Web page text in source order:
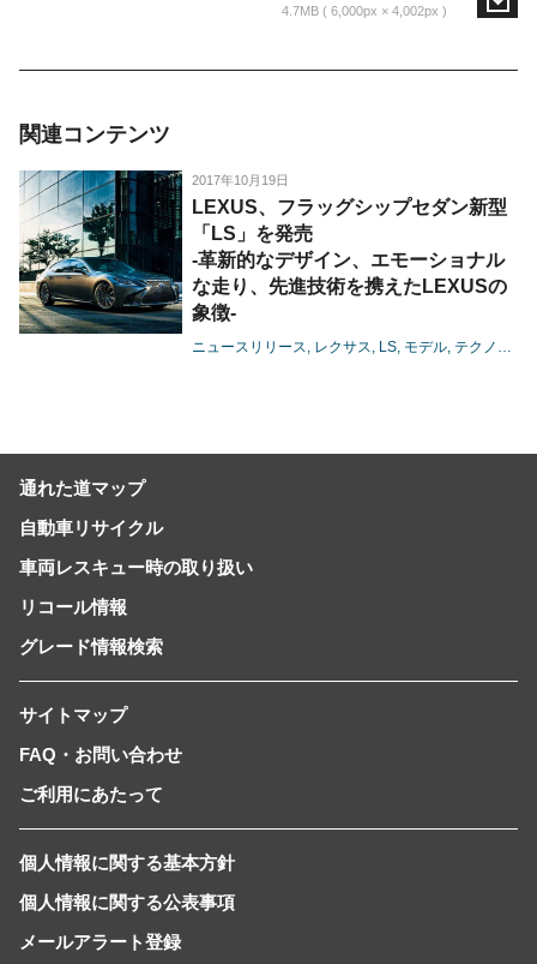
4.7MB 6,000px × 4,002px
関連コンテンツ
2017年10月19日
LEXUS、フラッグシップセダン新型
「LS」を発売
-革新的なデザイン、エモーショナル
な走り、先進技術を携えたLEXUSの
象徴-
ニュースリリース レクサス LS モデル テクノロジー
通れた道マップ
自動車リサイクル
車両レスキュー時の取り扱い
リコール情報
グレード情報検索
サイトマップ
FAQ・お問い合わせ
ご利用にあたって
個人情報に関する基本方針
個人情報に関する公表事項
メールアラート登録